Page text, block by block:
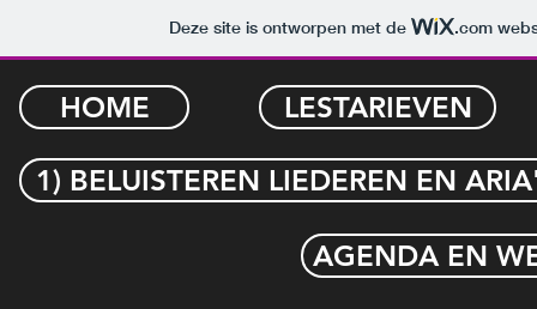
Deze site is ontworpen met de .com
HOME LESTARIEVEN
1) BELUISTEREN LIEDEREN EN
AGENDA EN